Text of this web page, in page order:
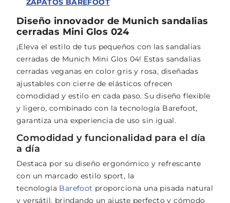
ZAPATOS BAREFOOT
Diseño innovador de Munich sandalias
cerradas Mini Glos 024
¡Eleva el estilo de tus pequeños con las sandalias
cerradas de Munich Mini Glos 04! Estas sandalias
cerradas veganas en color gris y rosa, diseñadas
ajustables con cierre de elásticos ofrecen
comodidad y estilo en cada paso. Su diseño flexible
y ligero, combinado con la tecnología Barefoot,
garantiza una experiencia de uso sin igual.
Comodidad y funcionalidad para el día
a día
Destaca por su diseño ergonómico y refrescante
con un marcado estilo sport, la
tecnología Barefoot proporciona una pisada natural
y versátil, brindando un ajuste perfecto y cómodo